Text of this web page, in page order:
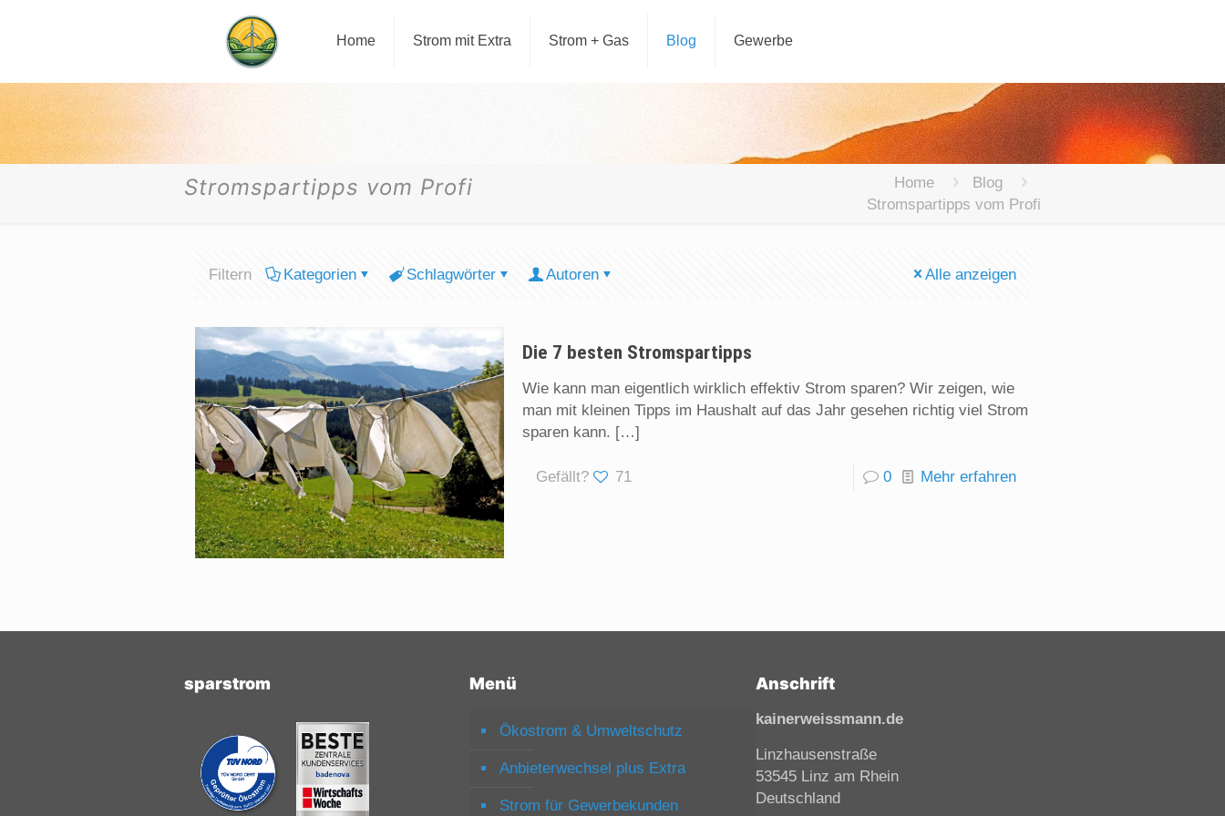
Home Strom mit Extra Strom + Gas Blog Gewerbe
Stromspartipps vom Profi Home
Blog
Stromspartipps vom Profi
Filtern Kategorien Schlagwörter Autoren Alle anzeigen
Die 7 besten Stromspartipps
Wie kann man eigentlich wirklich effektiv Strom sparen? Wir zeigen, wie
man mit kleinen Tipps im Haushalt auf das Jahr gesehen richtig viel Strom
sparen kann. […]
Gefällt? 71 0 Mehr erfahren
sparstrom Menü
Ökostrom & Umweltschutz
Anbieterwechsel plus Extra
Strom für Gewerbekunden
Anschrift
kainerweissmann.de
Linzhausenstraße
53545 Linz am Rhein
Deutschland